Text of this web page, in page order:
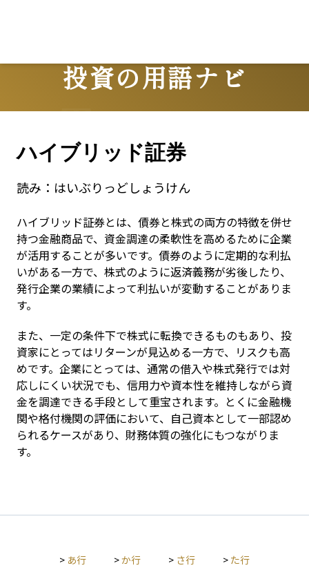
投資の用語ナビ
Terms
ハイブリッド証券
読み： はいぶりっどしょうけん
ハイブリッド証券とは、債券と株式の両方の特徴を併せ
持つ金融商品で、資金調達の柔軟性を高めるために企業
が活用することが多いです。債券のように定期的な利払
いがある一方で、株式のように返済義務が劣後したり、
発行企業の業績によって利払いが変動することがありま
す。
また、一定の条件下で株式に転換できるものもあり、投
資家にとってはリターンが見込める一方で、リスクも高
めです。企業にとっては、通常の借入や株式発行では対
応しにくい状況でも、信用力や資本性を維持しながら資
金を調達できる手段として重宝されます。とくに金融機
関や格付機関の評価において、自己資本として一部認め
られるケースがあり、財務体質の強化にもつながりま
す。
> あ行 >か行 > さ行 > た行